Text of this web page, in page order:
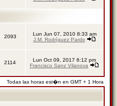
2093
Lun Jun 07, 2010 8:33 am
J.M. Rodríguez Pardo
2114
Lun Oct 09, 2017 6:12 pm
Francisco Sanz Vilanova
Todas las horas est�n en GMT + 1 Hora